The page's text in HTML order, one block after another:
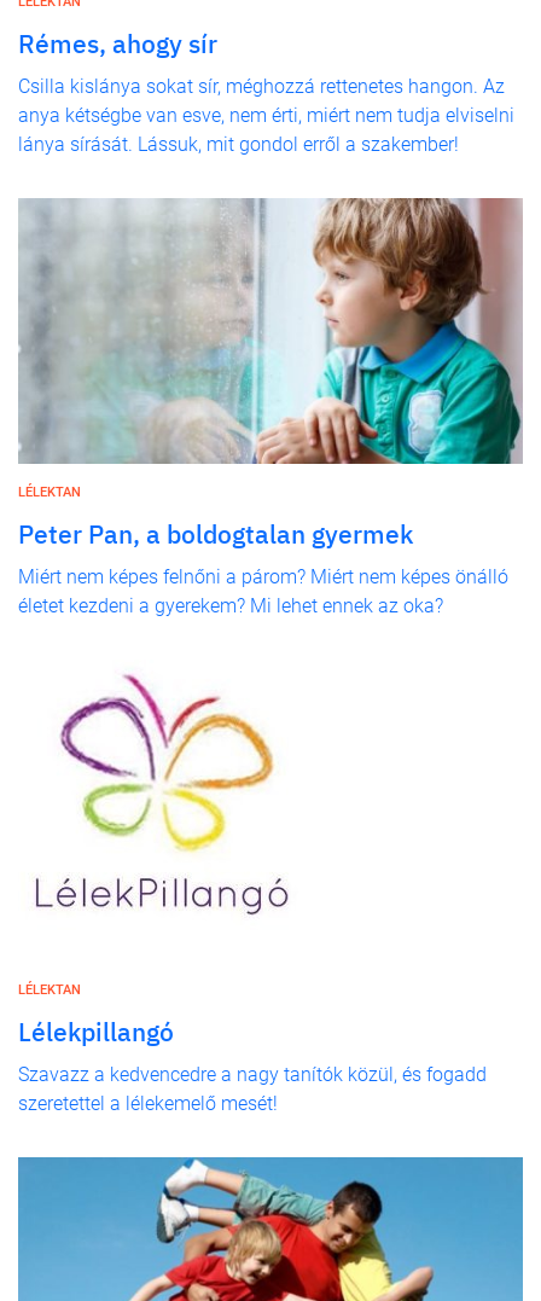
Rémes, ahogy sír
Csilla kislánya sokat sír, méghozzá rettenetes hangon. Az
anya kétségbe van esve, nem érti, miért nem tudja elviselni
lánya sírását. Lássuk, mit gondol erről a szakember!
LÉLEKTAN
Peter Pan, a boldogtalan gyermek
Miért nem képes felnőni a párom? Miért nem képes önálló
életet kezdeni a gyerekem? Mi lehet ennek az oka?
LÉLEKTAN
Lélekpillangó
Szavazz a kedvencedre a nagy tanítók közül, és fogadd
szeretettel a lélekemelő mesét!